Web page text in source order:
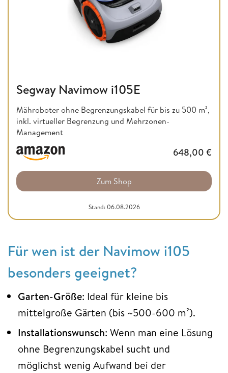
Segway Navimow i105E
Mähroboter ohne Begrenzungskabel für bis zu 500 m²,
inkl. virtueller Begrenzung und Mehrzonen-
Management
648,00 €
Zum Shop
Stand: 06.08.2026
Für wen ist der Navimow i105
besonders geeignet?
Garten-Größe: Ideal für kleine bis
mittelgroße Gärten (bis ~500-600 m²).
Installationswunsch: Wenn man eine Lösung
ohne Begrenzungskabel sucht und
möglichst wenig Aufwand bei der